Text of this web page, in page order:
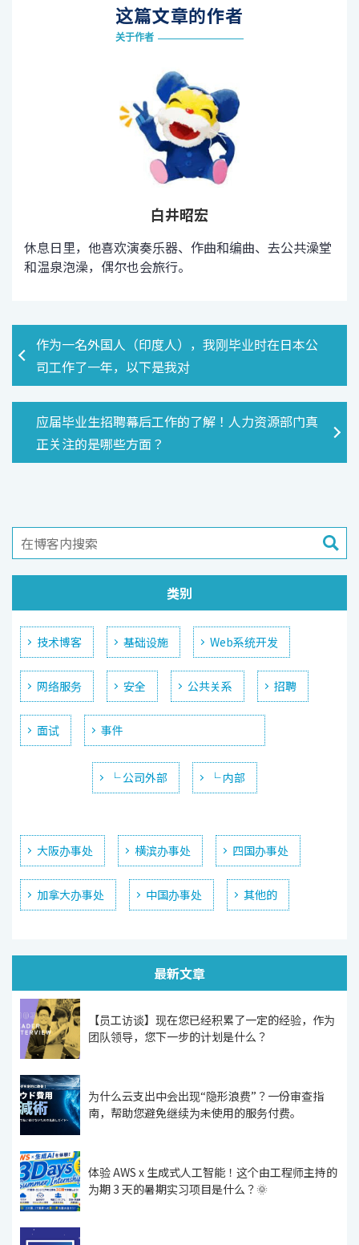
这篇文章的作者
关于作者
白井昭宏
休息日里，他喜欢演奏乐器、作曲和编曲、去公共澡堂
和温泉泡澡，偶尔也会旅行。
作为一名外国人（印度人），我刚毕业时在日本公
司工作了一年，以下是我对
应届毕业生招聘幕后工作的了解！人力资源部门真
正关注的是哪些方面？
类别
技术博客 基础设施 Web系统开发
网络服务 安全 公共关系 招聘
面试 事件
└ 公司外部 └ 内部
大阪办事处 横滨办事处 四国办事处
加拿大办事处 中国办事处 其他的
最新文章
【员工访谈】现在您已经积累了一定的经验，作为
团队领导，您下一步的计划是什么？
为什么云支出中会出现“隐形浪费”？一份审查指
南，帮助您避免继续为未使用的服务付费。
体验 AWS x 生成式人工智能！这个由工程师主持的
为期 3 天的暑期实习项目是什么？🌞